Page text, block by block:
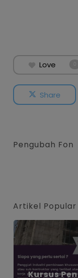
Love 0
Share
Pengubah Fon
Artikel Popular
Kursus